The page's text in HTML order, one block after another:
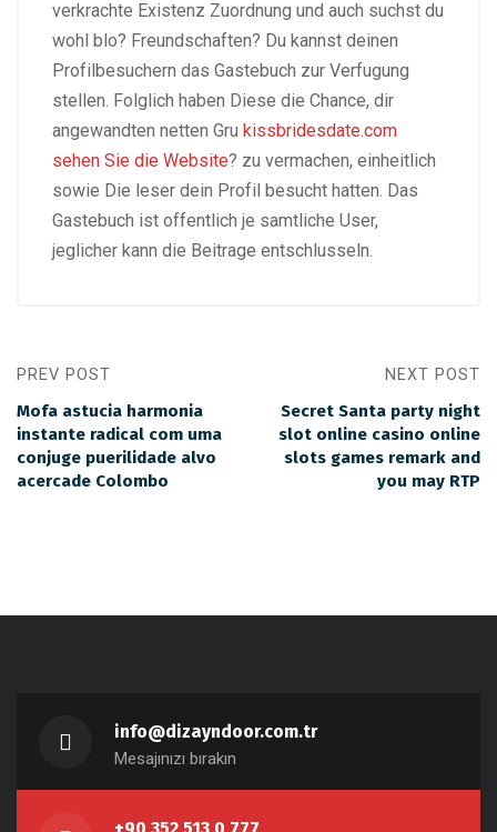
verkrachte Existenz Zuordnung und auch suchst du
wohl blo? Freundschaften? Du kannst deinen
Profilbesuchern das Gastebuch zur Verfugung
stellen. Folglich haben Diese die Chance, dir
angewandten netten Gru kissbridesdate.com
sehen Sie die Website? zu vermachen, einheitlich
sowie Die leser dein Profil besucht hatten. Das
Gastebuch ist offentlich je samtliche User,
jeglicher kann die Beitrage entschlusseln.
PREV POST
Mofa astucia harmonia
instante radical com uma
conjuge puerilidade alvo
acercade Colombo
NEXT POST
Secret Santa party night
slot online casino online
slots games remark and
you may RTP
info@dizayndoor.com.tr
Mesajınızı bırakın